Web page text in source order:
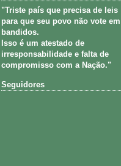
"Triste país que precisa de leis
para que seu povo não vote em
bandidos.
Isso é um atestado de
irresponsabilidade e falta de
compromisso com a Nação."
Seguidores